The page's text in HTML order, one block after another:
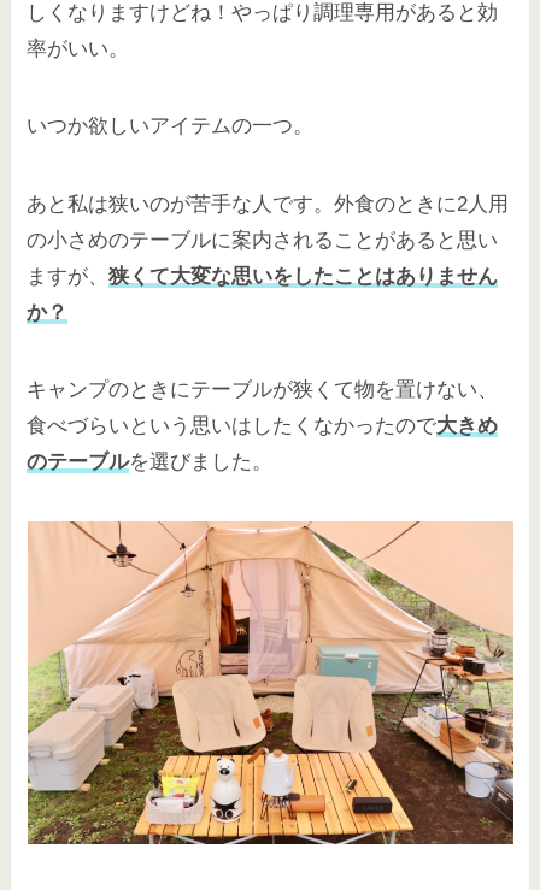
しくなりますけどね！やっぱり調理専用があると効
率がいい。
いつか欲しいアイテムの一つ。
あと私は狭いのが苦手な人です。外食のときに2人用
の小さめのテーブルに案内されることがあると思い
ますが、狭くて大変な思いをしたことはありません
か？
キャンプのときにテーブルが狭くて物を置けない、
食べづらいという思いはしたくなかったので大きめ
のテーブルを選びました。